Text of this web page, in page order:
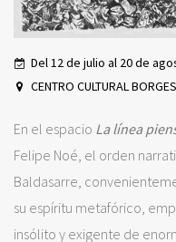
Del 12 de julio al 20 de
CENTRO CULTURAL BORGES
En el espacio La línea
Felipe Noé, el orden
Baldasarre,
su espíritu metafórico,
insólito y exigente de